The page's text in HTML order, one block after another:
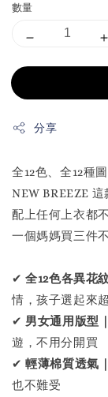
數量
分享
全12色、全12種
NEW BREEZE
配上任何上衣都不
一個媽媽買三件
✔全12色各異花紋
情，孩子選起來
✔ 男女通用版型
遊，不用分開買
✔輕薄棉質透氣｜
也不難受